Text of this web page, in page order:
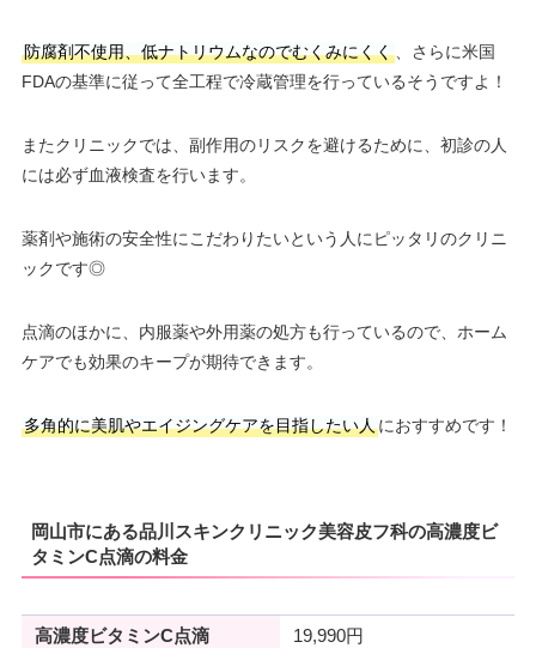
防腐剤不使用、低ナトリウムなのでむくみにくく、さらに米国
FDAの基準に従って全工程で冷蔵管理を行っているそうですよ！
またクリニックでは、副作用のリスクを避けるために、初診の人
には必ず血液検査を行います。
薬剤や施術の安全性にこだわりたいという人にピッタリのクリニ
ックです◎
点滴のほかに、内服薬や外用薬の処方も行っているので、ホーム
ケアでも効果のキープが期待できます。
多角的に美肌やエイジングケアを目指したい人におすすめです！
岡山市にある品川スキンクリニック美容皮フ科の高濃度ビ
タミンC点滴の料金
高濃度ビタミンC点滴 19,990円